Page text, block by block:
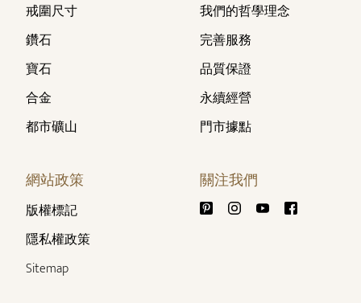
戒圍尺寸
鑽石
寶石
合金
都市礦山
我們的哲學理念
完善服務
品質保證
永續經營
門市據點
網站政策
版權標記
隱私權政策
Sitemap
關注我們